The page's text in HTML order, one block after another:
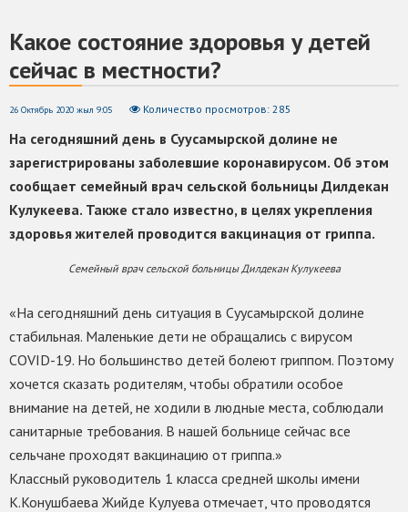
Какое состояние здоровья у детей
сейчас в местности?
26 Октябрь 2020 жыл 9:05 Количество просмотров: 285
На сегодняшний день в Суусамырской долине не
зарегистрированы заболевшие коронавирусом. Об этом
сообщает семейный врач сельской больницы Дилдекан
Кулукеева. Также стало известно, в целях укрепления
здоровья жителей проводится вакцинация от гриппа.
Семейный врач сельской больницы Дилдекан Кулукеева
«На сегодняшний день ситуация в Суусамырской долине
стабильная. Маленькие дети не обращались с вирусом
COVID-19. Но большинство детей болеют гриппом. Поэтому
хочется сказать родителям, чтобы обратили особое
внимание на детей, не ходили в людные места, соблюдали
санитарные требования. В нашей больнице сейчас все
сельчане проходят вакцинацию от гриппа.»
Классный руководитель 1 класса средней школы имени
К.Конушбаева Жийде Кулуева отмечает, что проводятся